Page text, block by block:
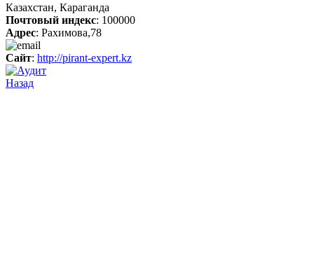
Казахстан, Караганда
Почтовый индекс: 100000
Адрес: Рахимова,78
Сайт: http://pirant-expert.kz
Назад